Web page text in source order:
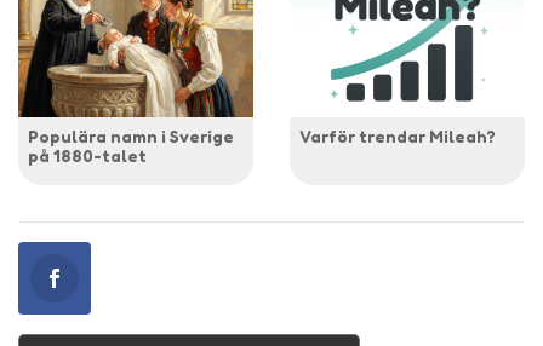
Populära namn i Sverige
på 1880-talet
Varför trendar Mileah?